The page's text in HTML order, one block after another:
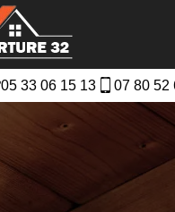
05 33 06 15 13 07 80 52